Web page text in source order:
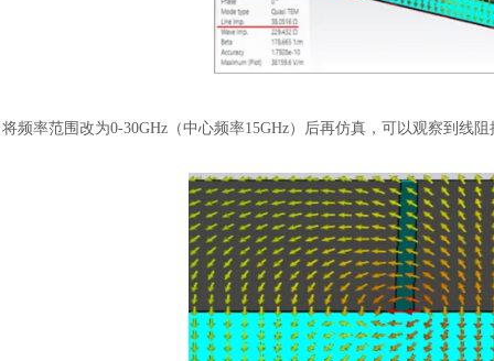
将频率范围改为0-30GHz（中心频率15GHz）后再仿真，可以观察到线阻